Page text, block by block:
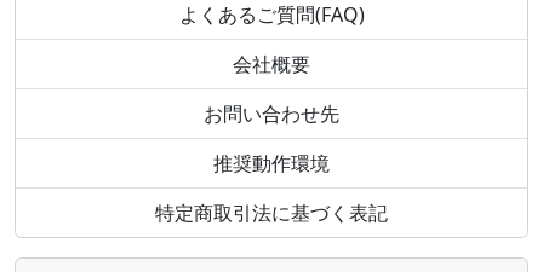
よくあるご質問(FAQ)
会社概要
お問い合わせ先
推奨動作環境
特定商取引法に基づく表記